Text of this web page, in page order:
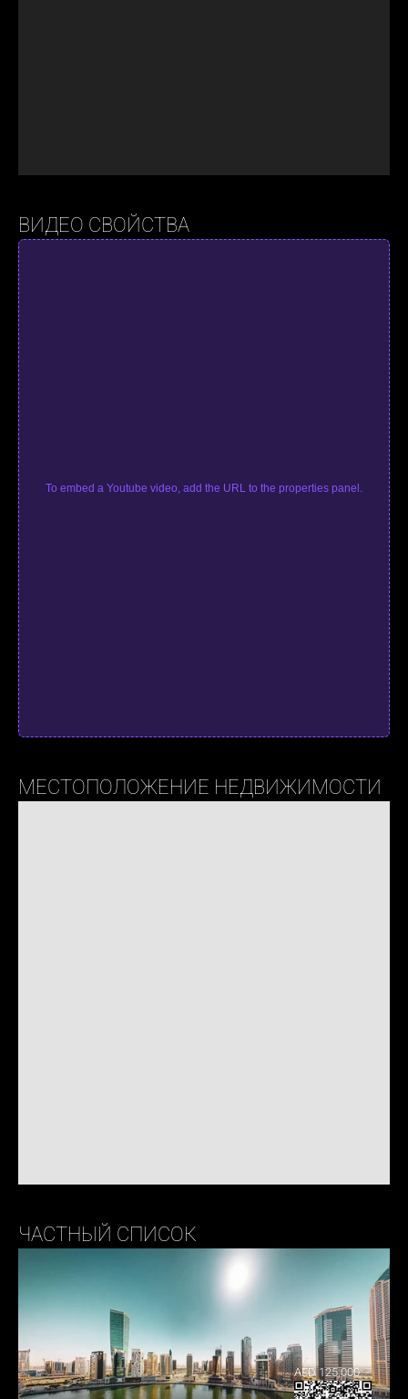
ВИДЕО СВОЙСТВА
To embed a Youtube video, add the URL to the properties panel.
МЕСТОПОЛОЖЕНИЕ НЕДВИЖИМОСТИ
ЧАСТНЫЙ СПИСОК
AED 125,000